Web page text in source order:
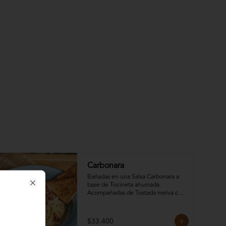
Carbonara
Bañadas en una Salsa Carbonara a
base de Tocineta ahumada.
Acompañadas de Tostada melva con
son libres de Gluten, Elije tu
$33.400
Close